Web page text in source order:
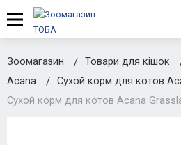
Зоомагазин Товари для кішок
Acana
Сухой корм для котов
Сухой корм для котов Acana